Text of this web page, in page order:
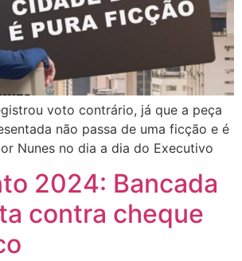
voto contrário, já que a peça
não passa de uma ficção e é
Nunes no dia a dia do Executivo
2024: Bancada
contra cheque